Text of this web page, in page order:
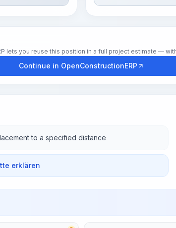
lets you reuse this position in a full project estimate —
Continue in OpenConstructionERP
to a specified distance
erklären